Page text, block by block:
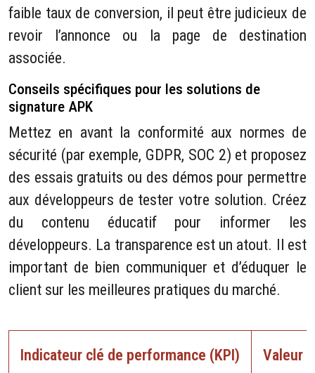
faible taux de conversion, il peut être judicieux de
revoir l’annonce ou la page de destination
associée.
Conseils spécifiques pour les solutions de
signature APK
Mettez en avant la conformité aux normes de
sécurité (par exemple, GDPR, SOC 2) et proposez
des essais gratuits ou des démos pour permettre
aux développeurs de tester votre solution. Créez
du contenu éducatif pour informer les
développeurs. La transparence est un atout. Il est
important de bien communiquer et d’éduquer le
client sur les meilleures pratiques du marché.
Indicateur clé de performance (KPI) Valeur